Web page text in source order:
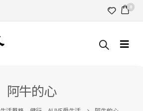
0
阿牛的心